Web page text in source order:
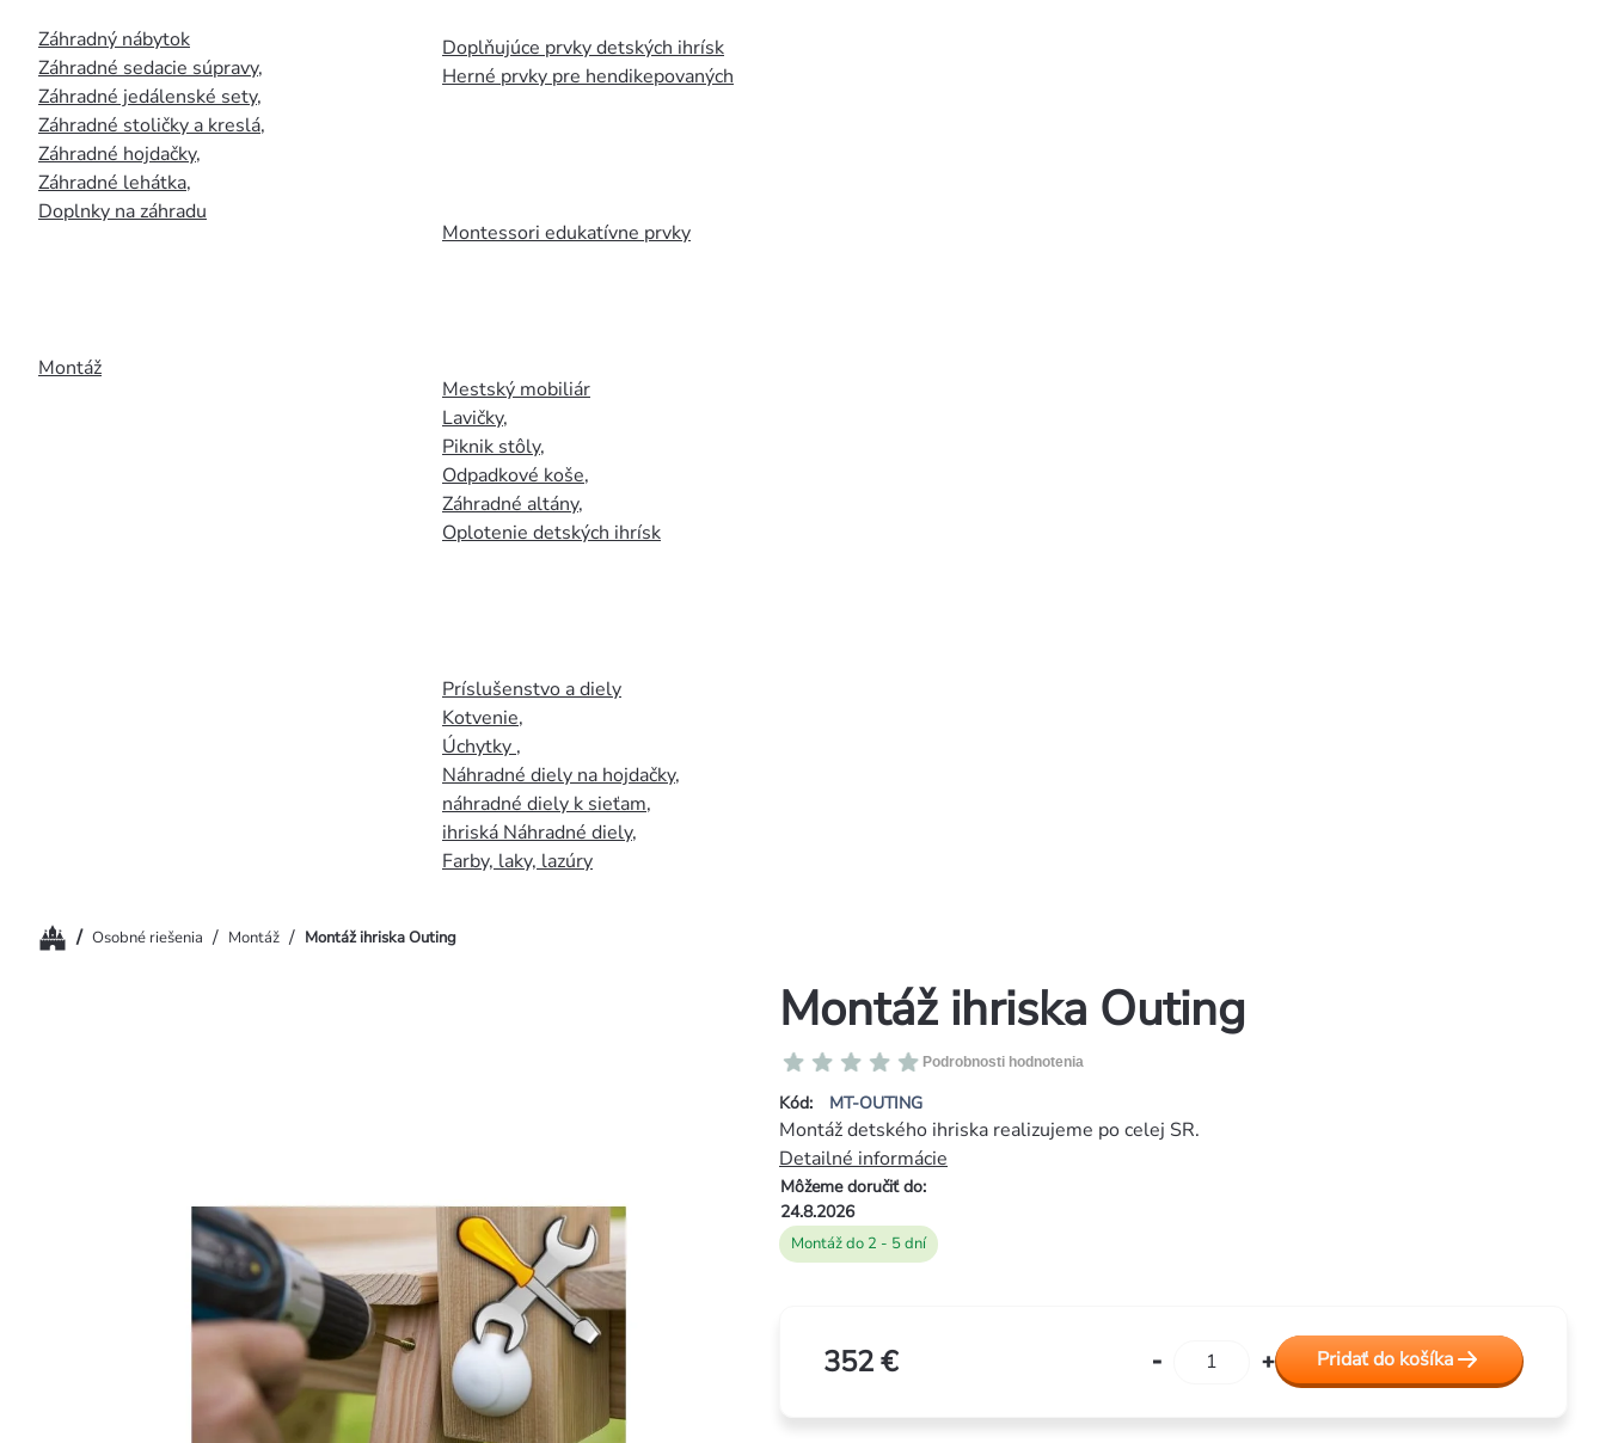
Záhradný nábytok
Záhradné sedacie súpravy,
Záhradné jedálenské sety,
Záhradné stoličky a kreslá,
Záhradné hojdačky,
Záhradné lehátka,
Doplnky na záhradu
Montáž
Doplňujúce prvky detských ihrísk
Herné prvky pre hendikepovaných
Montessori edukatívne prvky
Mestský mobiliár
Lavičky,
Piknik stôly,
Odpadkové koše,
Záhradné altány,
Oplotenie detských ihrísk
Príslušenstvo a diely
Kotvenie,
Úchytky ,
Náhradné diely na hojdačky,
náhradné diely k sieťam,
ihriská Náhradné diely,
Farby, laky, lazúry
Domov
/ Osobné riešenia / Montáž / Montáž ihriska Outing
Montáž ihriska Outing
Kód: MT-OUTING
Priemerné
hodnotenie
produktu
je
0,0
z
5
hviezdičiek.
Podrobnosti hodnotenia
Montáž do 2 - 5 dní
Môžeme doručiť do:
24.8.2026
Montáž detského ihriska realizujeme po celej SR.
Detailné informácie
352 € Pridať do košíka